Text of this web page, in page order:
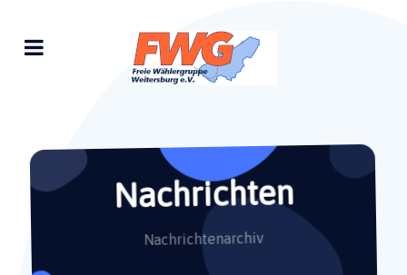
Nachrichten
Nachrichtenarchiv